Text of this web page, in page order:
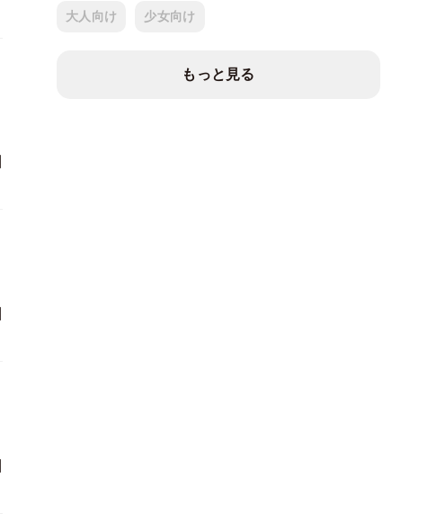
大人向け 少女向け
もっと見る